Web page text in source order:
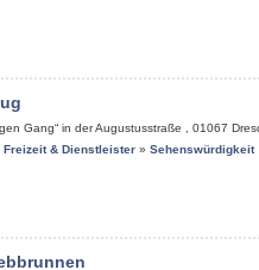
Gang“ in der Augustusstraße 01067
Freizeit & Dienstleister » Sehenswürdigkeit